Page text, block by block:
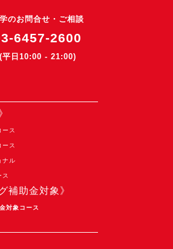
XR Showcase Hub』2025年4月発売
フォーム『LegacyLink XR』2025年10月
プリ『Qoocan』
『XR Worksupport Hub』開発中
のお問合せ・ご相談
6457-2600
(平日10:00 - 21:00)
ス
ス
ナル
補助金対象》
対象コース